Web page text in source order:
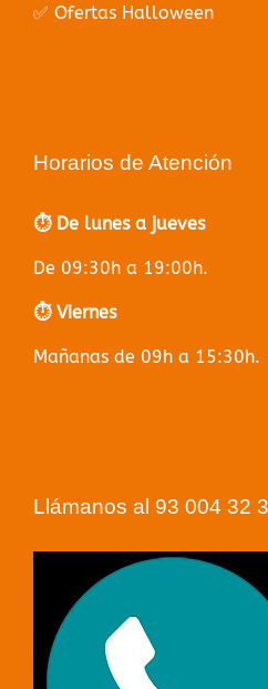
✅ Ofertas Halloween
Horarios de Atención
⏱️ De lunes a jueves
De 09:30h a 19:00h.
⏱️ Viernes
Mañanas de 09h a 15:30h.
Llámanos al 93 004 32